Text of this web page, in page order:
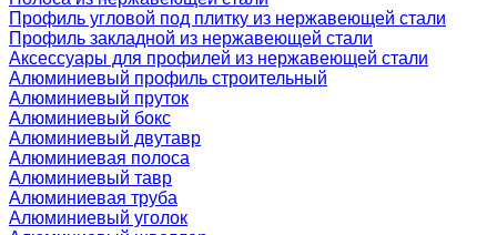
Профиль угловой под плитку из нержавеющей стали
Профиль закладной из нержавеющей стали
Аксессуары для профилей из нержавеющей стали
Алюминиевый профиль строительный
Алюминиевый пруток
Алюминиевый бокс
Алюминиевый двутавр
Алюминиевая полоса
Алюминиевый тавр
Алюминиевая труба
Алюминиевый уголок